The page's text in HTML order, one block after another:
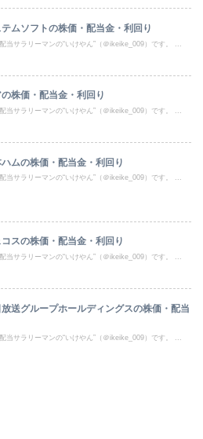
ムソフトの株価・配当金・利回り
当サラリーマンの“いけやん”（＠ikeike_009）です。 ...
株価・配当金・利回り
当サラリーマンの“いけやん”（＠ikeike_009）です。 ...
ムの株価・配当金・利回り
当サラリーマンの“いけやん”（＠ikeike_009）です。 ...
スの株価・配当金・利回り
当サラリーマンの“いけやん”（＠ikeike_009）です。 ...
送グループホールディングスの株価・配当
当サラリーマンの“いけやん”（＠ikeike_009）です。 ...